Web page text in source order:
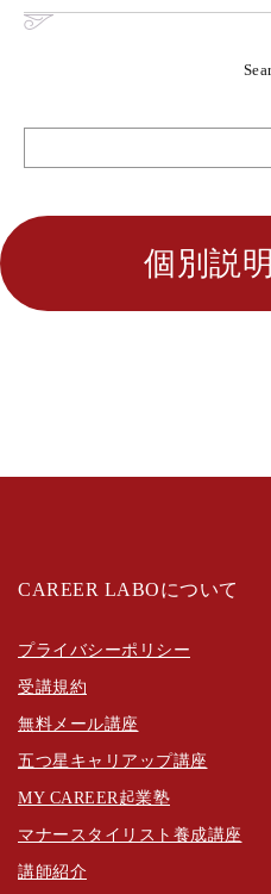
個別説
CAREER LABOについて
プライバシーポリシー
受講規約
無料メール講座
五つ星キャリアップ講座
MY CAREER起業塾
マナースタイリスト養成講座
講師紹介